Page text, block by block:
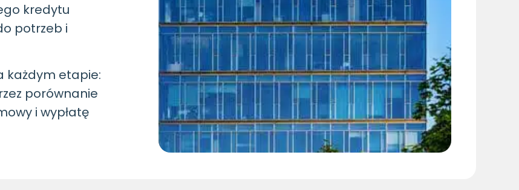
kredytu
potrzeb i
każdym etapie:
porównanie
i wypłatę